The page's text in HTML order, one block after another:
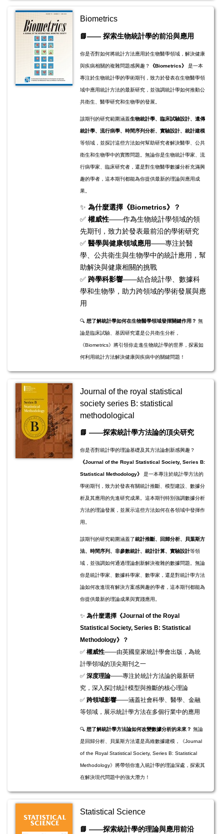
Biometrics
📘—— 探索生物統計學的前沿與應用
你是否對如何將統計方法應用於生物醫學領域，解決健康
與疾病相關的複雜問題感興趣？ 《Biometrics》 是一本
專注於生物統計學的學術期刊，致力於發表在生物醫學領
域中應用統計方法的最新研究，並強調統計學如何推動公
共衛生、醫學研究和生物學的發展。
該期刊的研究範圍涵蓋生物統計學、臨床試驗設計、遺傳
統計學、流行病學、時間序列分析、實驗設計、統計建模
等領域，並探討這些方法如何幫助研究者解決醫學、公共
衛生和生物學中的實際問題。無論你是生物統計學家、流
行病學家、臨床研究者，還是對生物醫學數據分析充滿興
趣的學者，這本期刊都能為你提供最新的理論與應用成
果。
✨ 為什麼選擇《Biometrics》？
✅ 權威性——作為生物統計學領域的領
先期刊，致力於發表最前沿的學術研究
✅ 醫學與健康領域應用——專注於醫
學、公共衛生與生物學中的統計應用，幫
助解決與健康相關的挑戰
✅ 跨學科影響——結合統計學、數據科
學和生物學，助力跨領域的學術發展與應
用
🔍 想了解統計學如何在生物醫學領域發揮關鍵作用？ 無
論是臨床試驗、基因研究還是公共衛生分析，
《Biometrics》將引領你走進生物統計學的世界，探索如
何利用統計方法解決健康與疾病中的關鍵問題！
Journal of the royal statistical
society series B: statistical
methodological
📘 ——探索統計學方法論的頂尖研究
你是否對統計學的理論基礎及其方法論創新感興趣？
《Journal of the Royal Statistical Society, Series B:
Statistical Methodology》 是一本專注於統計學方法的
學術期刊，致力於發表有關統計推斷、模型建設、數據分
析及其應用的先進研究成果。這本期刊特別強調數據分析
方法的理論發展，並展示這些方法如何在各領域中發揮作
用。
該期刊的研究範圍涵蓋了統計推斷、回歸分析、貝葉斯方
法、時間序列、非參數統計、統計計算、實驗設計等領
域，並強調如何通過理論創新解決複雜的數據問題。無論
你是統計學家、數據科學家、數學家，還是對統計學方法
論如何改進現有解決方案感興趣的學者，這本期刊都能為
你提供最新的理論成果與實踐應用。
✨ 為什麼選擇《Journal of the Royal
Statistical Society, Series B: Statistical
Methodology》？
✅ 權威性——由英國皇家統計學會出版，為統
計學領域的頂尖期刊之一
✅ 深度理論——專注於統計方法論的最新研
究，深入探討統計模型與推斷的核心理論
✅ 跨領域影響——涵蓋社會科學、醫學、金融
等領域，展示統計學方法在多個行業中的應用
🔍 想了解統計學方法論如何改變數據分析的未來？ 無論
是回歸分析、貝葉斯方法還是高維數據建模，《Journal
of the Royal Statistical Society, Series B: Statistical
Methodology》將帶領你進入統計學的理論深處，探索其
在解決現代問題中的強大潛力！
Statistical Science
📘 ——探索統計學的理論與應用前沿